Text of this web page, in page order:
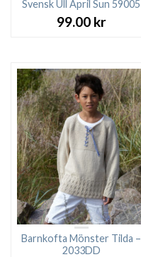
Svensk Ull April Sun 59005
99.00 kr
Barnkofta Mönster Tilda –
2033DD